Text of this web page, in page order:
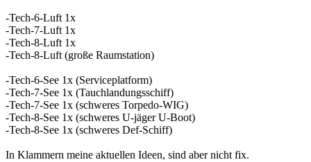
-Tech-6-Luft 1x
-Tech-7-Luft 1x
-Tech-8-Luft 1x
-Tech-8-Luft (große Raumstation)
-Tech-6-See 1x (Serviceplatform)
-Tech-7-See 1x (Tauchlandungsschiff)
-Tech-7-See 1x (schweres Torpedo-WIG)
-Tech-8-See 1x (schweres U-jäger U-Boot)
-Tech-8-See 1x (schweres Def-Schiff)
In Klammern meine aktuellen Ideen, sind aber nicht fix.